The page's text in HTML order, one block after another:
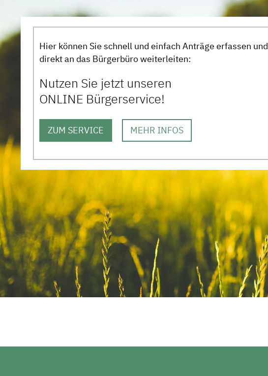
Hier können Sie schnell und einfach Anträge erfassen und
direkt an das Bürgerbüro weiterleiten:
Nutzen Sie jetzt unseren
ONLINE Bürgerservice!
ZUM SERVICE MEHR INFOS